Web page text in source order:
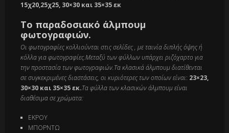
15χ20,25χ25, 30×30 και 35×35 εκ
Το παραδοσιακό άλμπουμ
φωτογραφιών.
Οι φωτογραφίες κολλιούνται στις σελίδες , με ταινία διπλής όψης ή
κόλλα για φωτογραφίες.Μεταξύ των φύλλων υπάρχει ριζόχαρτο για
την προστασία των φωτογραφιών.Τα κλασικά άλμπουμ διατίθενται
σε συγκεκριμένες διαστάσεις, οι κυριότερες των οποίων είναι: 23×23,
30×30 και 35×35 εκ.Τα φύλλα των κλασικών άλμπουμ είναι
διαθέσιμα σε χρώματα:
ΕΚΡΟΥ
ΜΠΟΡΝΤΩ